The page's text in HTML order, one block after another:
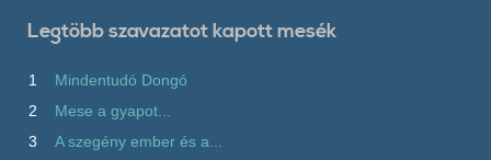
Legtöbb szavazatot kapott mesék
1
Mindentudó Dongó
2
Mese a gyapot...
3
A szegény ember és a...